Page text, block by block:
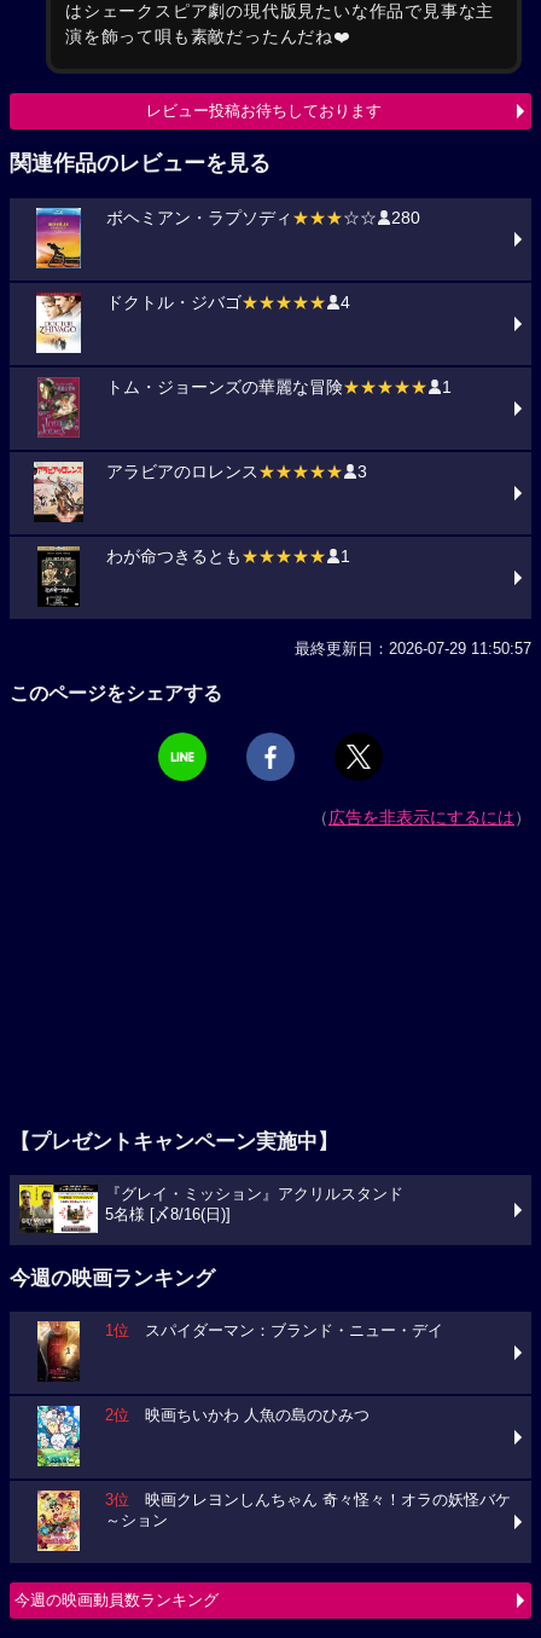
はシェークスピア劇の現代版見たいな作品で見事な主
演を飾って唄も素敵だったんだね❤️
レビュー投稿お待ちしております
関連作品のレビューを見る
ボヘミアン・ラプソディ ★★★☆☆ 280
ドクトル・ジバゴ★★★★★ 4
トム・ジョーンズの華麗な冒険★★★★★ 1
アラビアのロレンス ★★★★★ 3
わが命つきるとも ★★★★★ 1
最終更新日：2026-07-29 11:50:57
このページをシェアする
（広告を非表示にするには）
【プレゼントキャンペーン実施中】
『グレイ・ミッション』アクリルスタンド
5名様 [〆8/16(日)]
今週の映画ランキング
1位 スパイダーマン：ブランド・ニュー・デイ
2位 映画ちいかわ 人魚の島のひみつ
3位 映画クレヨンしんちゃん 奇々怪々！オラの妖怪バケ
～ション
今週の映画動員数ランキング